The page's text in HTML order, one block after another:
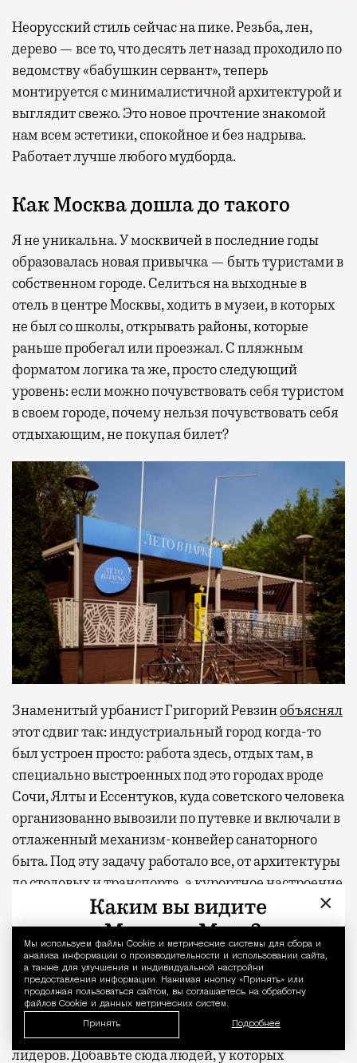
Уведомление
Мы используем файлы Сookie и метрические системы для сбора и
анализа информации о производительности и использовании сайта,
а также для улучшения и индивидуальной настройки
предоставления информации. Нажимая кнопку «Принять» или
продолжая пользоваться сайтом, вы соглашаетесь на обработку
файлов Cookie и данных метрических систем.
Принять Подробнее
Неорусский стиль сейчас на пике. Резьба, лен,
дерево — все то, что десять лет назад проходило по
ведомству «бабушкин сервант», теперь
монтируется с минималистичной архитектурой и
выглядит свежо. Это новое прочтение знакомой
нам всем эстетики, спокойное и без надрыва.
Работает лучше любого мудборда.
Как Москва дошла до такого
Я не уникальна. У москвичей в последние годы
образовалась новая привычка — быть туристами в
собственном городе. Селиться на выходные в
отель в центре Москвы, ходить в музеи, в которых
не был со школы, открывать районы, которые
раньше пробегал или проезжал. С пляжным
форматом логика та же, просто следующий
уровень: если можно почувствовать себя туристом
в своем городе, почему нельзя почувствовать себя
отдыхающим, не покупая билет?
Знаменитый урбанист Григорий Ревзинобъяснял
этот сдвиг так: индустриальный город когда-то
был устроен просто: работа здесь, отдых там, в
специально выстроенных под это городах вроде
Сочи, Ялты и Ессентуков, куда советского человека
организованно вывозили по путевке и включали в
отлаженный механизм-конвейер санаторного
быта. Под эту задачу работало все, от архитектуры
до столовых и транспорта, а курортное настроение
потом транслировали кино и цветные плакаты.
Перевозить это настроение в северные деловые
метрополии никому не приходило в голову.
Расслабленная атмосфера жила в своих
заповедниках и никуда оттуда не выбиралась. А
тут вдруг вырвалась и распространяется по
мировым столицам — и Москва оказалась в числе
лидеров. Добавьте сюда людей, у которых
×